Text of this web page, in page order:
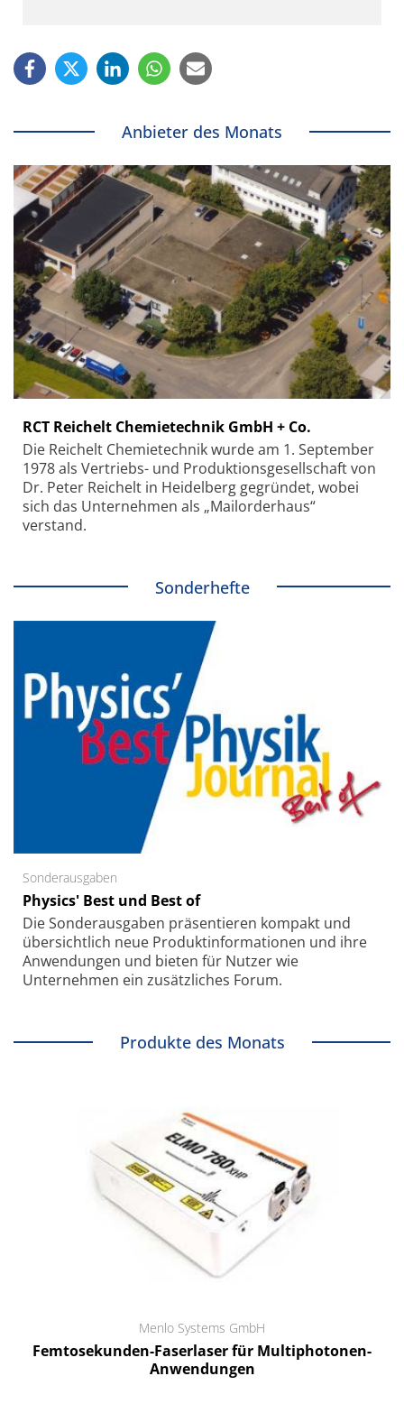
Anbieter des Monats
RCT Reichelt Chemietechnik GmbH + Co.
Die Reichelt Chemietechnik wurde am 1. September
1978 als Vertriebs- und Produktionsgesellschaft von
Dr. Peter Reichelt in Heidelberg gegründet, wobei
sich das Unternehmen als „Mailorderhaus“
verstand.
Sonderhefte
Sonderausgaben
Physics' Best und Best of
Die Sonder­ausgaben präsentieren kompakt und
übersichtlich neue Produkt­informationen und ihre
Anwendungen und bieten für Nutzer wie
Unternehmen ein zusätzliches Forum.
Produkte des Monats
Menlo Systems GmbH
Femtosekunden-Faserlaser für Multiphotonen-
Anwendungen